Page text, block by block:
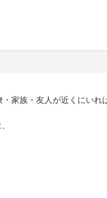
家族・友人が近くにいれ